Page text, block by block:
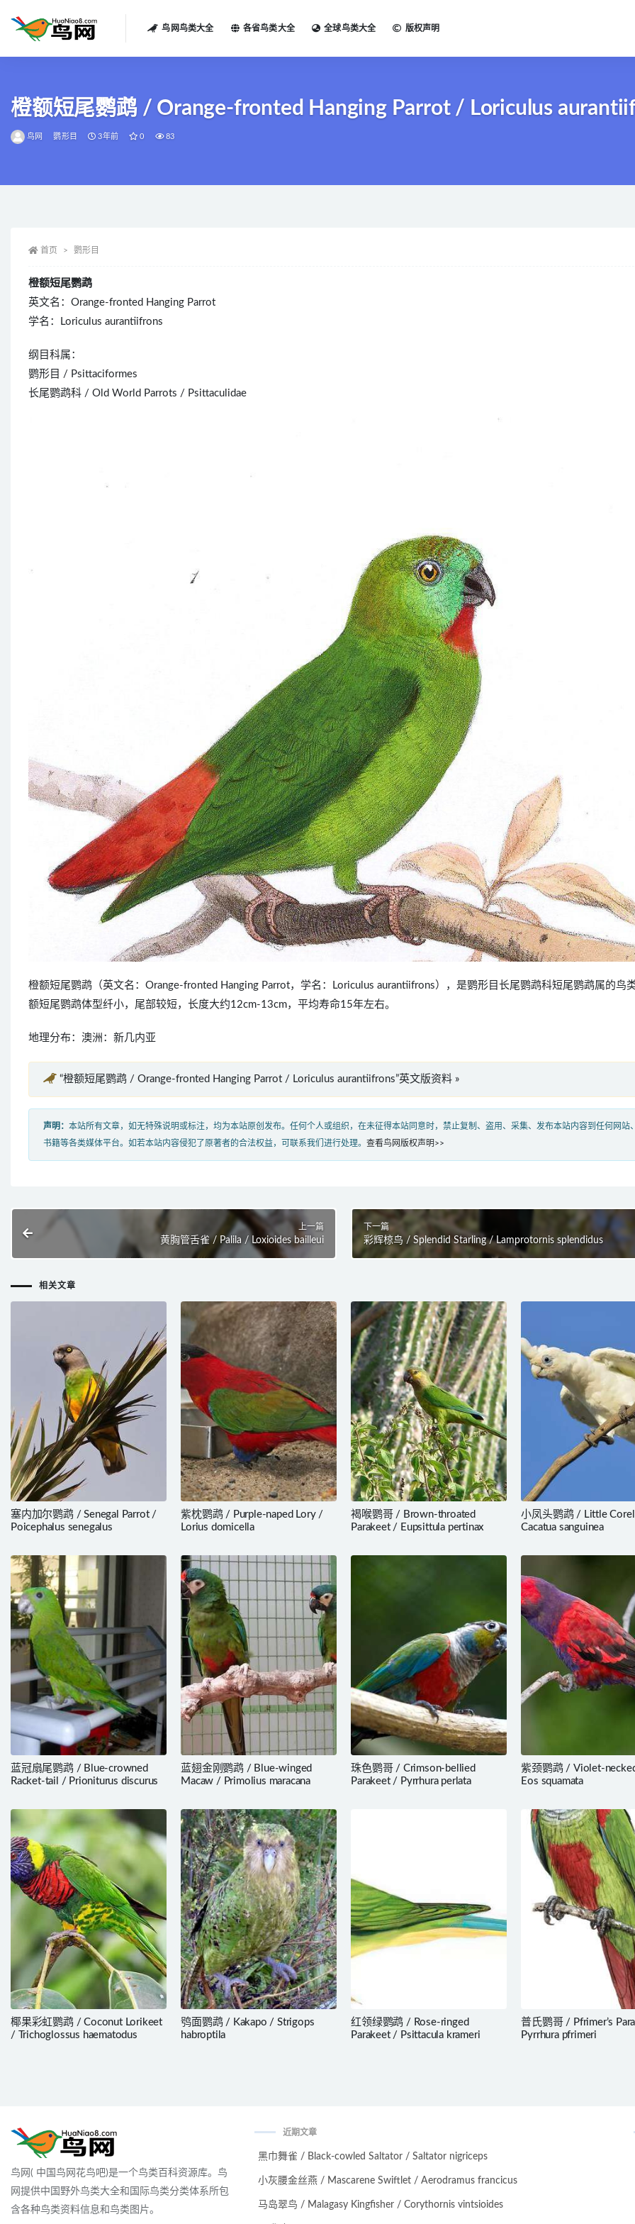
鸟网鸟类大全 各省鸟类大全 全球鸟类大全 版权声明
橙额短尾鹦鹉 / Orange-fronted Hanging Parrot / Loriculus
鸟网 鹦形目 3年前 0 83
首页 鹦形目
橙额短尾鹦鹉
英文名：Orange-fronted Hanging Parrot
学名：Loriculus aurantiifrons
纲目科属：
鹦形目 / Psittaciformes
长尾鹦鹉科 / Old World Parrots / Psittaculidae
橙额短尾鹦鹉（英文名：Orange-fronted Hanging Parrot，学名：Loriculus aurantiifrons），是鹦形目长尾鹦鹉科短尾鹦鹉属的鸟
额短尾鹦鹉体型纤小，尾部较短，长度大约12cm-13cm，平均寿命15年左右。
地理分布：澳洲：新几内亚
“橙额短尾鹦鹉 / Orange-fronted Hanging Parrot / Loriculus aurantiifrons”英文版资料 »
声明： 本站所有文章，如无特殊说明或标注，均为本站原创发布。任何个人或组织，在未征得本站同意时，禁止复制、盗用、采集、发布本站内容到任何网站
书籍等各类媒体平台。如若本站内容侵犯了原著者的合法权益，可联系我们进行处理。 查看鸟网版权声明>>
上一篇
黄胸管舌雀 / Palila / Loxioides bailleui
下一篇
彩辉椋鸟 / Splendid Starling / Lamprotornis splendidus
相关文章
塞内加尔鹦鹉 / Senegal Parrot /
Poicephalus senegalus
紫枕鹦鹉 / Purple-naped Lory /
Lorius domicella
褐喉鹦哥 / Brown-throated
Parakeet / Eupsittula pertinax
小凤头鹦鹉 / Little
Cacatua sanguinea
蓝冠扇尾鹦鹉 / Blue-crowned
Racket-tail / Prioniturus discurus
蓝翅金刚鹦鹉 / Blue-winged
Macaw / Primolius maracana
珠色鹦哥 / Crimson-bellied
Parakeet / Pyrrhura perlata
紫颈鹦鹉 / Violet-
Eos squamata
椰果彩虹鹦鹉 / Coconut Lorikeet
/ Trichoglossus haematodus
鸮面鹦鹉 / Kakapo / Strigops
habroptila
红领绿鹦鹉 / Rose-ringed
Parakeet / Psittacula krameri
普氏鹦哥 / Pfrimer’s
Pyrrhura pfrimeri
鸟网( 中国鸟网花鸟吧)是一个鸟类百科资源库。鸟
网提供中国野外鸟类大全和国际鸟类分类体系所包
含各种鸟类资料信息和鸟类图片。
近期文章
黑巾舞雀 / Black-cowled Saltator / Saltator nigriceps
小灰腰金丝燕 / Mascarene Swiftlet / Aerodramus francicus
马岛翠鸟 / Malagasy Kingfisher / Corythornis vintsioides